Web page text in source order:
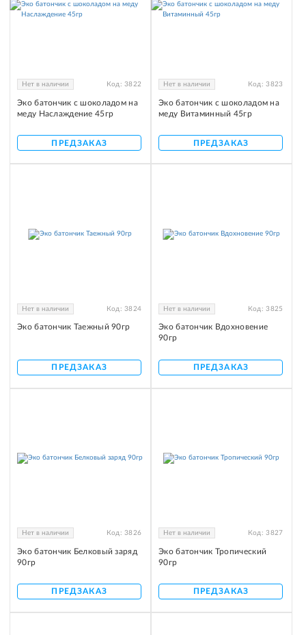
Нет в наличии Код: 3822
Эко батончик с шоколадом на
меду Наслаждение 45гр
ПРЕДЗАКАЗ
Нет в наличии Код: 3823
Эко батончик с шоколадом на
меду Витаминный 45гр
ПРЕДЗАКАЗ
Нет в наличии Код: 3824
Эко батончик Таежный 90гр
ПРЕДЗАКАЗ
Нет в наличии Код: 3825
Эко батончик Вдохновение
90гр
ПРЕДЗАКАЗ
Нет в наличии Код: 3826
Эко батончик Белковый заряд
90гр
ПРЕДЗАКАЗ
Нет в наличии Код: 3827
Эко батончик Тропический
90гр
ПРЕДЗАКАЗ